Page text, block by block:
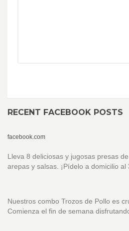
RECENT FACEBOOK POSTS
facebook.com
Lleva 8 deliciosas y jugosas presas
arepas y salsas. ¡Pídelo a domicilio al
Nuestros combo Trozos de Pollo es
Comienza el fin de semana